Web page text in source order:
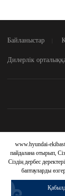
Байланыстар
Дилерлік
www.hyundai-
пайдалана отырып,
Сіздің дербес
баптауларды